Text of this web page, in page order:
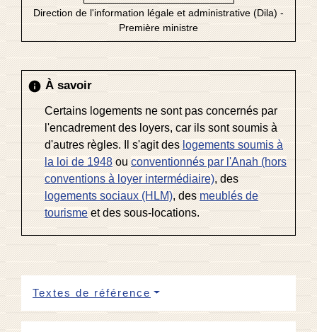
Direction de l'information légale et administrative (Dila) -
Première ministre
info À savoir
Certains logements ne sont pas concernés par
l'encadrement des loyers, car ils sont soumis à
d'autres règles. Il s'agit des logements soumis à
la loi de 1948 ou conventionnés par l'Anah (hors
conventions à loyer intermédiaire), des
logements sociaux (HLM), des meublés de
tourisme et des sous-locations.
Textes de référence